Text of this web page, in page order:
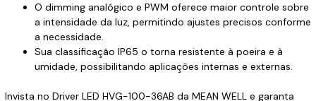
O dimming analógico e PWM oferece maior controle sobre
a intensidade da luz, permitindo ajustes precisos conforme
a necessidade.
Sua classificação IP65 o torna resistente à poeira e à
umidade, possibilitando aplicações internas e externas.
Invista no Driver LED HVG-100-36AB da MEAN WELL e garanta